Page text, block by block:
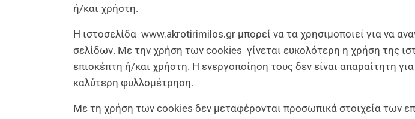
ή/και χρήστη.
Η ιστοσελίδα www.akrotirimilos.gr μπορεί να τα χρησιμοποιεί για να
σελίδων. Με την χρήση των cookies γίνεται ευκολότερη η χρήση της
επισκέπτη ή/και χρήστη. Η ενεργοποίηση τους δεν είναι απαραίτητη
καλύτερη φυλλομέτρηση.
Με τη χρήση των cookies δεν μεταφέρονται προσωπικά στοιχεία των